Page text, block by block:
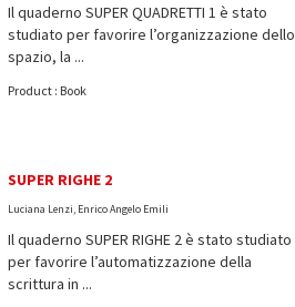
Il quaderno SUPER QUADRETTI 1 è stato
studiato per favorire l’organizzazione dello
spazio, la ...
Product : Book
SUPER RIGHE 2
Luciana Lenzi, Enrico Angelo Emili
Il quaderno SUPER RIGHE 2 è stato studiato
per favorire l’automatizzazione della
scrittura in ...